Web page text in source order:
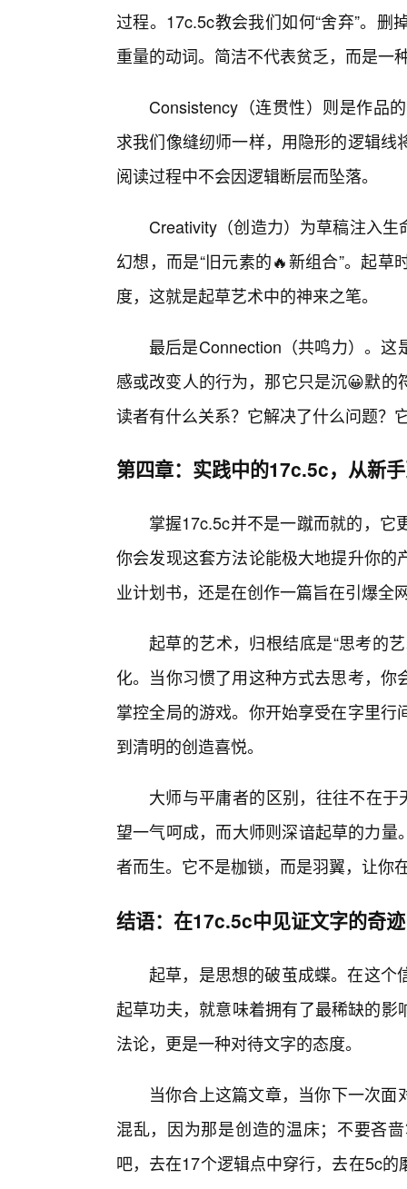
过程。17c.5c教会我们如何“舍弃”。
重量的动词。简洁不代表贫乏，而是一
Consistency（连贯性）则是作品
求我们像缝纫师一样，用隐形的逻辑
阅读过程中不会因逻辑断层而坠落。
Creativity（创造力）为草稿注入
幻想，而是“旧元素的🔥新组合”。起
度，这就是起草艺术中的神来之笔。
最后是Connection（共鸣力）。
感或改变人的行为，那它只是沉😀默
读者有什么关系？它解决了什么问题？
第四章：实践中的17c.5c，从新
掌握17c.5c并不是一蹴而就的，它
你会发现这套方法论能极大地提升你
业计划书，还是在创作一篇旨在引爆全
起草的艺术，归根结底是“思考的
化。当你习惯了用这种方式去思考，
掌控全局的游戏。你开始享受在字里
到清明的创造喜悦。
大师与平庸者的区别，往往不在于
望一气呵成，而大师则深谙起草的力
者而生。它不是枷锁，而是羽翼，让你
结语：在17c.5c中见证文字的奇迹
起草，是思想的破茧成蝶。在这个
起草功夫，就意味着拥有了最稀缺的
法论，更是一种对待文字的态度。
当你合上这篇文章，当你下一次
混乱，因为那是创造的温床；不要吝
吧，去在17个逻辑点中穿行，去在5c